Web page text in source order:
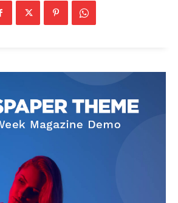
News Week
Magazine PRO